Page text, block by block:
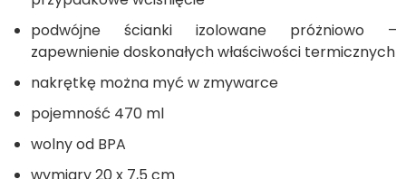
podwójne ścianki izolowane próżniowo –
zapewnienie doskonałych właściwości termicznych
nakrętkę można myć w zmywarce
pojemność 470 ml
wolny od BPA
wymiary 20 x 7,5 cm